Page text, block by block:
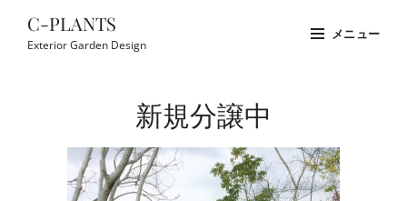
C-PLANTS
Exterior Garden Design
メニュー
新規分譲中